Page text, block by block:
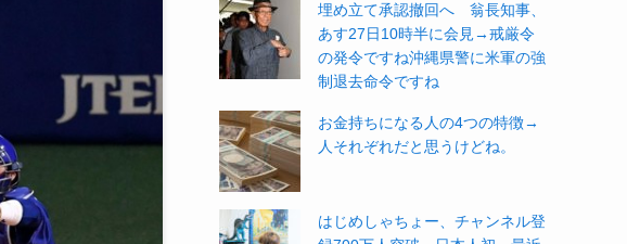
埋め立て承認撤回へ 翁長知事、
あす27日10時半に会見→戒厳令
の発令ですね沖縄県警に米軍の強
制退去命令ですね
お金持ちになる人の4つの特徴→
人それぞれだと思うけどね。
はじめしゃちょー、チャンネル登